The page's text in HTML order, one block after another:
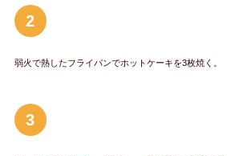
2
弱火で熱したフライパンでホットケーキを3枚焼く。
3